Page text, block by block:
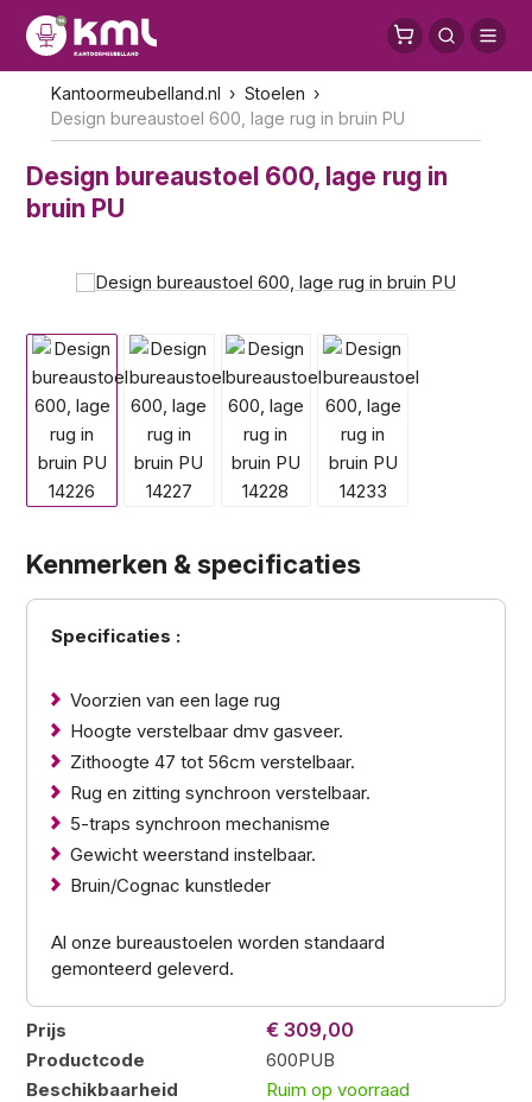
Kantoormeubelland.nl
Stoelen
Design bureaustoel 600, lage rug in bruin PU
Design bureaustoel 600, lage rug in
bruin PU
Kenmerken & specificaties
Specificaties :
Voorzien van een lage rug
Hoogte verstelbaar dmv gasveer.
Zithoogte 47 tot 56cm verstelbaar.
Rug en zitting synchroon verstelbaar.
5-traps synchroon mechanisme
Gewicht weerstand instelbaar.
Bruin/Cognac kunstleder
Al onze bureaustoelen worden standaard
gemonteerd geleverd.
Prijs € 309,00
Productcode
600PUB
Beschikbaarheid
Ruim op voorraad